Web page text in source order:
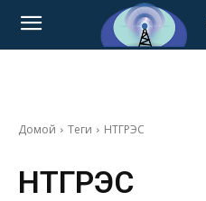
Домой Теги НТГРЭС
НТГРЭС